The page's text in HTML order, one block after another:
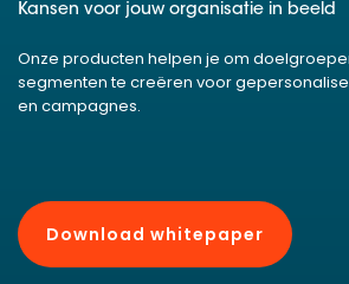
Kansen voor jouw organisatie in beeld
Onze producten helpen je om
segmenten te creëren voor
en campagnes.
Download whitepaper